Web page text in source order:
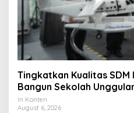
Tingkatkan Kualitas
Bangun Sekolah
Universitas Terbaik Dunia
In Konten
August 6, 2026